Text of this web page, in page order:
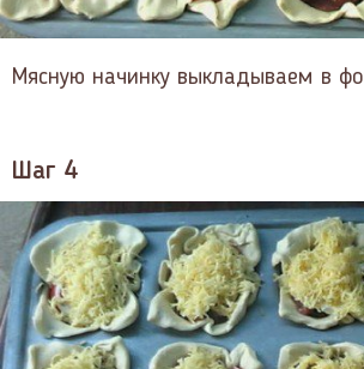
Мясную начинку выкладываем в
Шаг 4